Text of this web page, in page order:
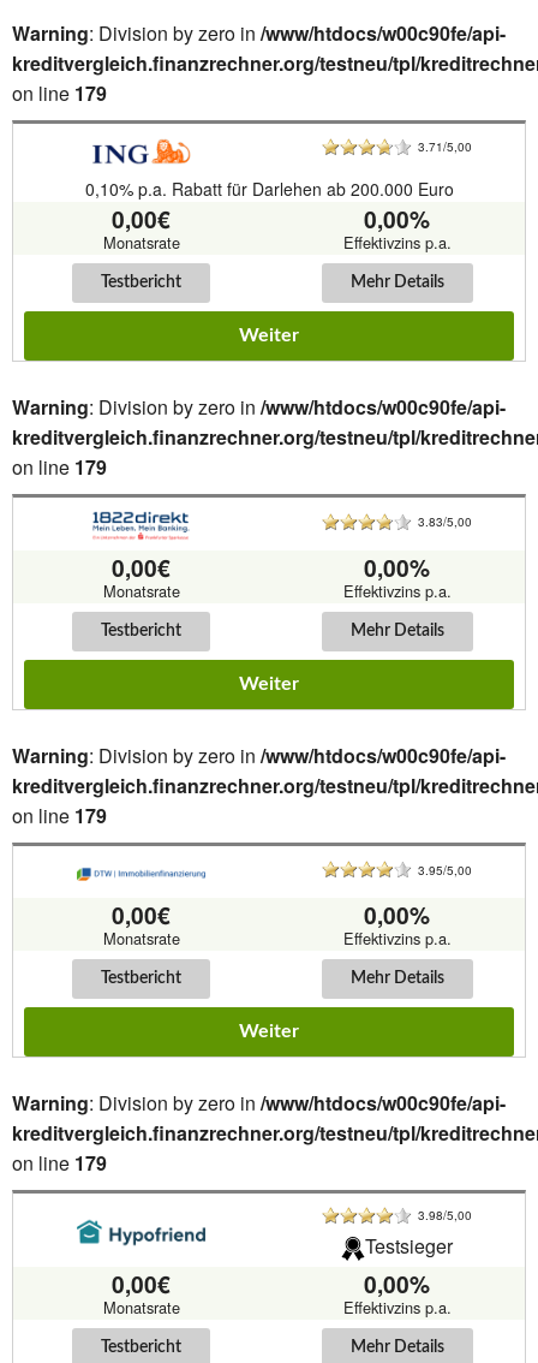
Warning: Division by zero in /www/htdocs/w00c90fe/api-
kreditvergleich.finanzrechner.org/testneu/tpl/
on line 179
3.71/5,00
0,10% p.a. Rabatt für Darlehen ab 200.000 Euro
0,00€
Monatsrate
0,00%
Effektivzins p.a.
Testbericht Mehr Details
Weiter
Warning: Division by zero in /www/htdocs/w00c90fe/api-
kreditvergleich.finanzrechner.org/testneu/tpl/
on line 179
3.83/5,00
0,00€
Monatsrate
0,00%
Effektivzins p.a.
Testbericht Mehr Details
Weiter
Warning: Division by zero in /www/htdocs/w00c90fe/api-
kreditvergleich.finanzrechner.org/testneu/tpl/
on line 179
3.95/5,00
0,00€
Monatsrate
0,00%
Effektivzins p.a.
Testbericht Mehr Details
Weiter
Warning: Division by zero in /www/htdocs/w00c90fe/api-
kreditvergleich.finanzrechner.org/testneu/tpl/
on line 179
3.98/5,00
Testsieger
0,00€
Monatsrate
0,00%
Effektivzins p.a.
Testbericht Mehr Details